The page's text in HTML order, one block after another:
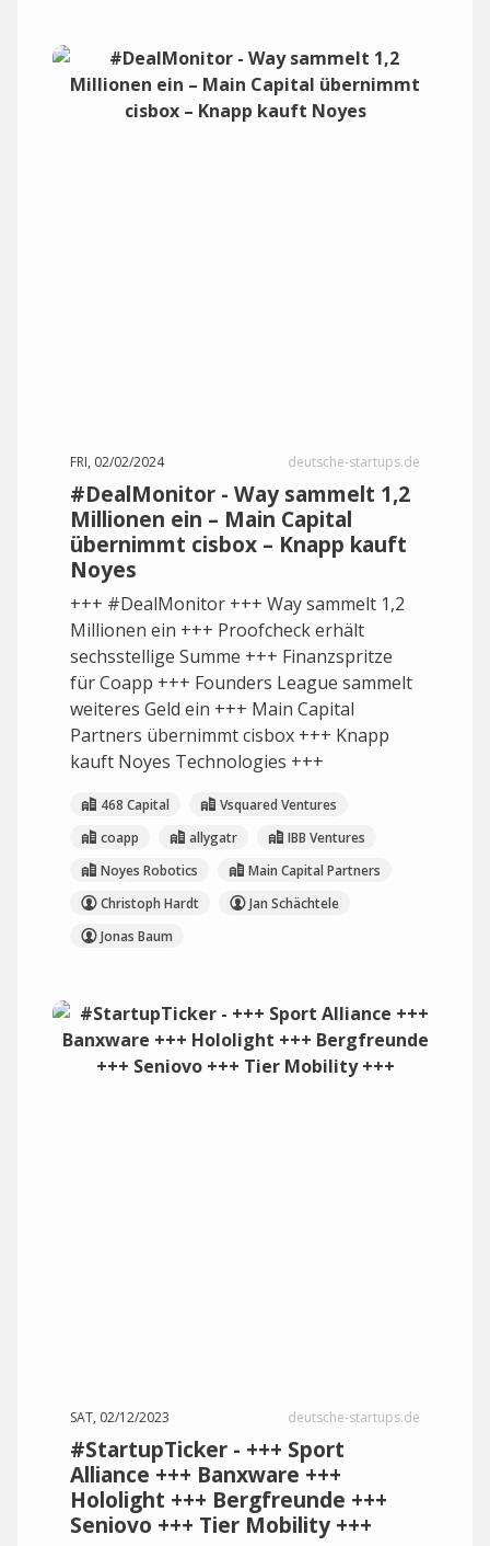
FRI, 02/02/2024 deutsche-startups.de
#DealMonitor - Way sammelt 1,2
Millionen ein – Main Capital
übernimmt cisbox – Knapp kauft
Noyes
+++ #DealMonitor +++ Way sammelt 1,2
Millionen ein +++ Proofcheck erhält
sechsstellige Summe +++ Finanzspritze
für Coapp +++ Founders League sammelt
weiteres Geld ein +++ Main Capital
Partners übernimmt cisbox +++ Knapp
kauft Noyes Technologies +++
468 Capital
Vsquared Ventures
coapp
allygatr
IBB Ventures
Noyes Robotics
Main Capital Partners
Christoph Hardt
Jan Schächtele
Jonas Baum
SAT, 02/12/2023 deutsche-startups.de
#StartupTicker - +++ Sport
Alliance +++ Banxware +++
Hololight +++ Bergfreunde +++
Seniovo +++ Tier Mobility +++